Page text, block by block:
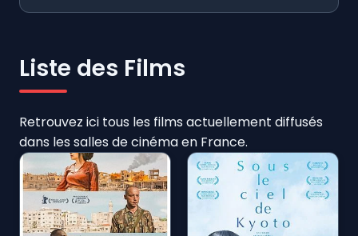
Liste des Films
Retrouvez ici tous les films actuellement diffusés
dans les salles de cinéma en France.